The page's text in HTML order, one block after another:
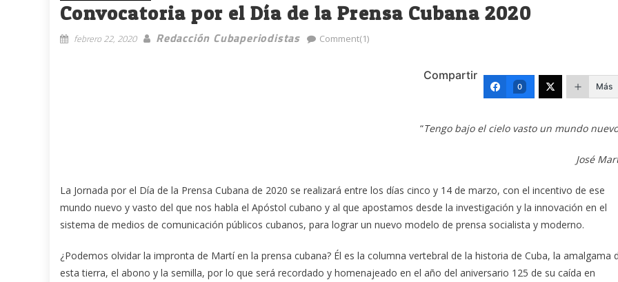
Convocatoria por el Día de la Prensa Cubana 2020
febrero 22, 2020 Redacción Cubaperiodistas Comment(1)
Compartir
0 Más
“Tengo bajo el cielo vasto un mundo
José
La Jornada por el Día de la Prensa Cubana de 2020 se realizará entre los días cinco y 14 de marzo, con el incentivo de ese
mundo nuevo y vasto del que nos habla el Apóstol cubano y al que apostamos desde la investigación y la innovación en el
sistema de medios de comunicación públicos cubanos, para lograr un nuevo modelo de prensa socialista y moderno.
¿Podemos olvidar la impronta de Martí en la prensa cubana? Él es la columna vertebral de la historia de Cuba, la amalgama
esta tierra, el abono y la semilla, por lo que será recordado y homenajeado en el año del aniversario 125 de su caída en